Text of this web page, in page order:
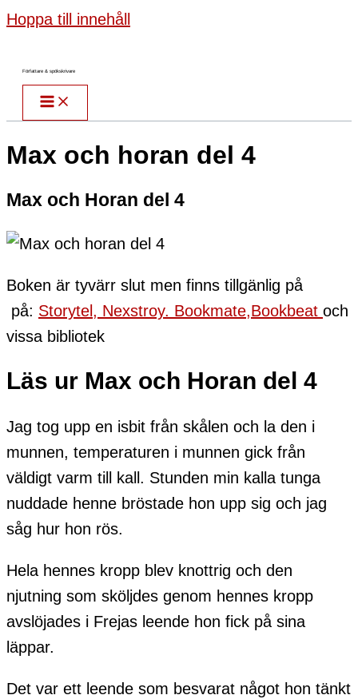
Hoppa till innehåll
Författare & spökskrivare
Max och horan del 4
Max och Horan del 4
Boken är tyvärr slut men finns tillgänlig på
på: Storytel, Nexstroy. Bookmate,Bookbeat och
vissa bibliotek
Läs ur Max och Horan del 4
Jag tog upp en isbit från skålen och la den i
munnen, temperaturen i munnen gick från
väldigt varm till kall. Stunden min kalla tunga
nuddade henne bröstade hon upp sig och jag
såg hur hon rös.
Hela hennes kropp blev knottrig och den
njutning som sköljdes genom hennes kropp
avslöjades i Frejas leende hon fick på sina
läppar.
Det var ett leende som besvarat något hon tänkt